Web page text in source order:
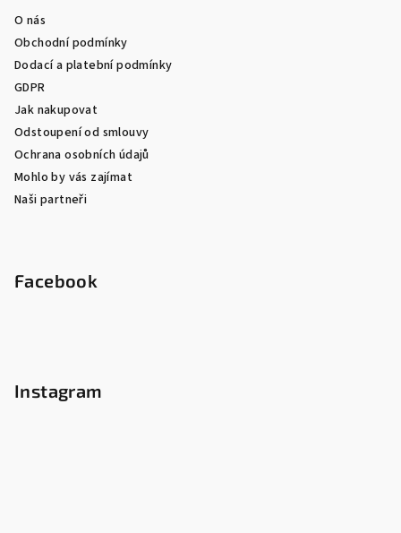
O nás
Obchodní podmínky
Dodací a platební podmínky
GDPR
Jak nakupovat
Odstoupení od smlouvy
Ochrana osobních údajů
Mohlo by vás zajímat
Naši partneři
Facebook
Instagram